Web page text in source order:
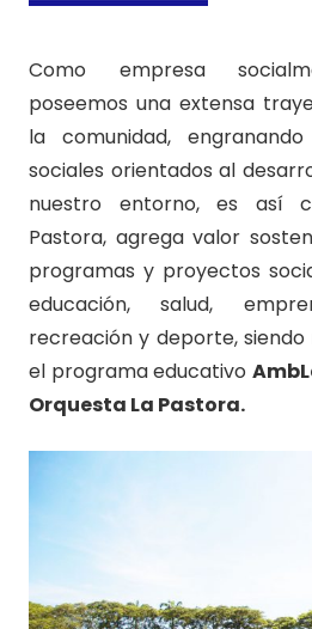
Como empresa
poseemos una extensa
la comunidad,
sociales orientados al
nuestro entorno, es así
Pastora, agrega valor
programas y proyectos
educación, salud,
recreación y deporte, siendo
el programa educativo
Orquesta La Pastora.